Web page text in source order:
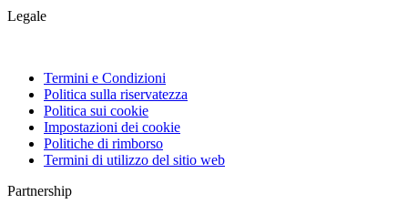
Legale
Termini e Condizioni
Politica sulla riservatezza
Politica sui cookie
Impostazioni dei cookie
Politiche di rimborso
Termini di utilizzo del sitio web
Partnership